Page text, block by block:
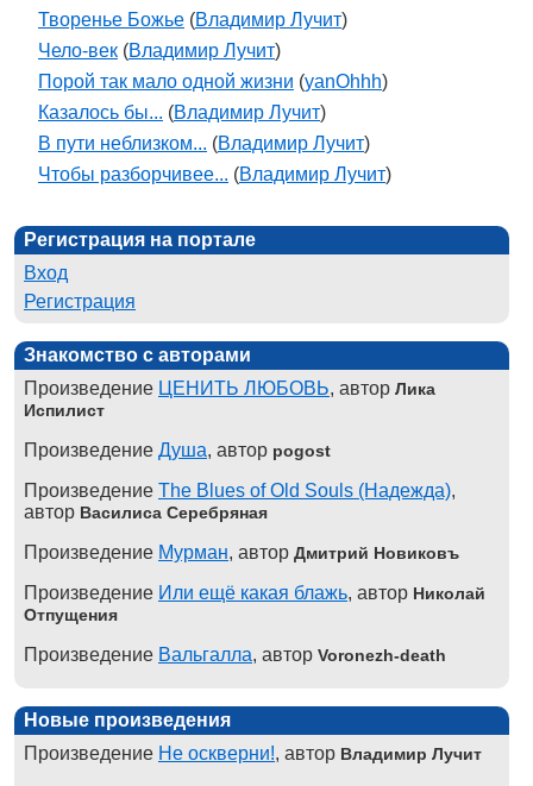
Творенье Божье (Владимир Лучит)
Чело-век (Владимир Лучит)
Порой так мало одной жизни (yanOhhh)
Казалось бы... (Владимир Лучит)
В пути неблизком... (Владимир Лучит)
Чтобы разборчивее... (Владимир Лучит)
Регистрация на портале
Вход
Регистрация
Знакомство с авторами
Произведение ЦЕНИТЬ ЛЮБОВЬ, автор Лика
Испилист
Произведение Душа, автор pogost
Произведение The Blues of Old Souls (Надежда),
автор Василиса Серебряная
Произведение Мурман, автор Дмитрий Новиковъ
Произведение Или ещё какая блажь, автор Николай
Отпущения
Произведение Вальгалла, автор Voronezh-death
Новые произведения
Произведение Не оскверни!, автор Владимир Лучит